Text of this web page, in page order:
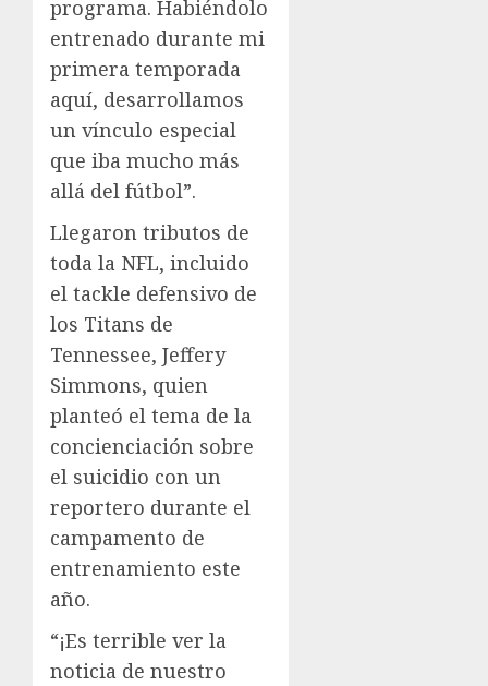
programa. Habiéndolo
entrenado durante mi
primera temporada
aquí, desarrollamos
un vínculo especial
que iba mucho más
allá del fútbol”.
Llegaron tributos de
toda la NFL, incluido
el tackle defensivo de
los Titans de
Tennessee, Jeffery
Simmons, quien
planteó el tema de la
concienciación sobre
el suicidio con un
reportero durante el
campamento de
entrenamiento este
año.
“¡Es terrible ver la
noticia de nuestro